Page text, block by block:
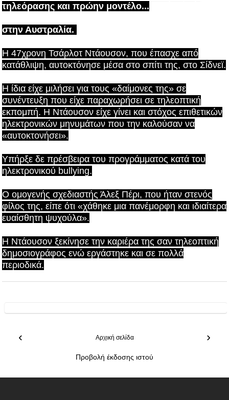
τηλεόρασης και πρώην μοντέλο...
στην Αυστραλία.
Η 47χρονηΤσάρλοτ Ντάουσον, που έπασχε από
κατάθλιψη, αυτοκτόνησε μέσα στο σπίτι της, στο Σίδνεϊ.
Η ίδια είχε μιλήσει για τους «δαίμονες της» σε
συνέντευξη που είχε παραχωρήσει σε τηλεοπτική
εκπομπή. Η Ντάουσον είχε γίνει και στόχος επιθετικών
ηλεκτρονικών μηνυμάτων που την καλούσαν να
«αυτοκτονήσει».
Υπήρξε δε πρέσβειρα του προγράμματος κατά του
ηλεκτρονικού bullying.
Ο ομογενής σχεδιαστής Άλεξ Πέρι, που ήταν στενός
φίλος της, είπε ότι «χάθηκε μια πανέμορφη και ιδιαίτερα
ευαίσθητη ψυχούλα».
Η Ντάουσον ξεκίνησε την καριέρα της σαν τηλεοπτική
δημοσιογράφος ενώ εργάστηκε και σε πολλά
περιοδικά.
‹ ›
Αρχική σελίδα
Προβολή έκδοσης ιστού